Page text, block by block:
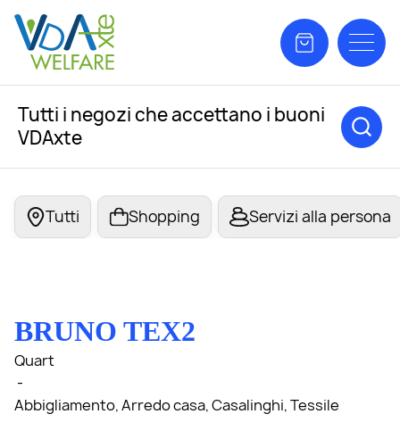
Tutti i negozi che accettano i buoni
VDAxte
Tutti Shopping Servizi alla persona
BRUNO TEX2
Quart
-
Abbigliamento, Arredo casa, Casalinghi, Tessile